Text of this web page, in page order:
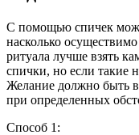
С помощью спичек
насколько
ритуала лучше взять
спички, но если такие
Желание должно быть
при определенных
Способ 1: